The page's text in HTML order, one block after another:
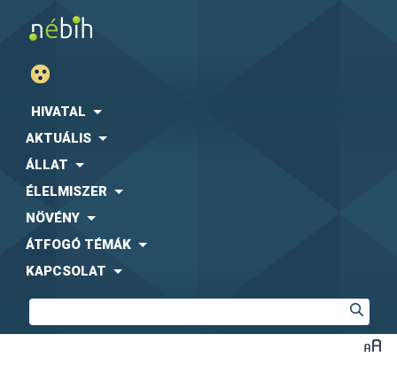
HIVATAL
AKTUÁLIS
ÁLLAT
ÉLELMISZER
NÖVÉNY
ÁTFOGÓ TÉMÁK
KAPCSOLAT